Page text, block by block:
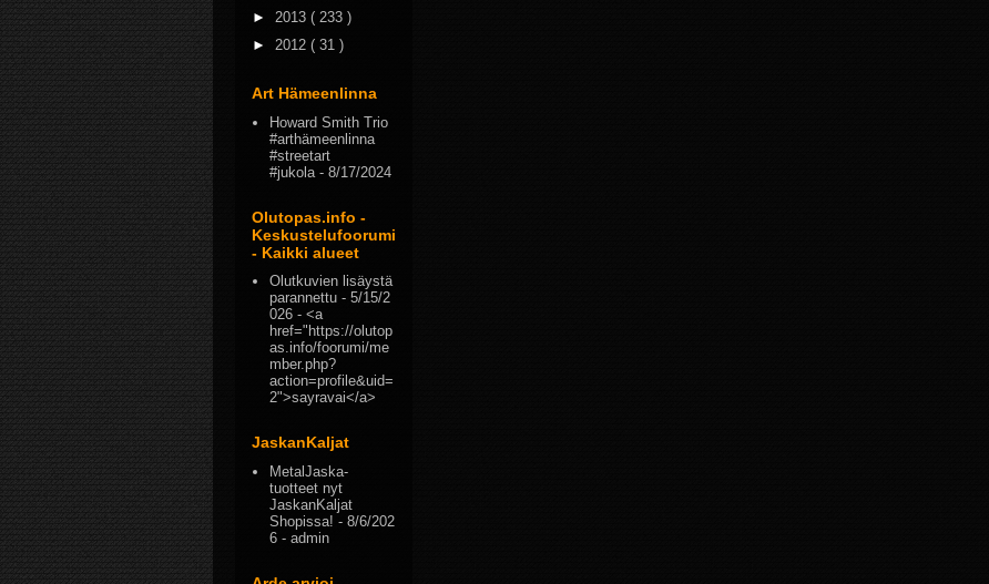
► 2013 ( 233 )
► 2012 ( 31 )
Art Hämeenlinna
Howard Smith Trio
#arthämeenlinna
#streetart
#jukola - 8/17/2024
Olutopas.info -
Keskustelufoorumi
- Kaikki alueet
Olutkuvien lisäystä
parannettu - 5/15/2
026 - <a
href="https://olutop
as.info/foorumi/me
mber.php?
action=profile&uid=
2">sayravai</a>
JaskanKaljat
MetalJaska-
tuotteet nyt
JaskanKaljat
Shopissa! - 8/6/202
6 - admin